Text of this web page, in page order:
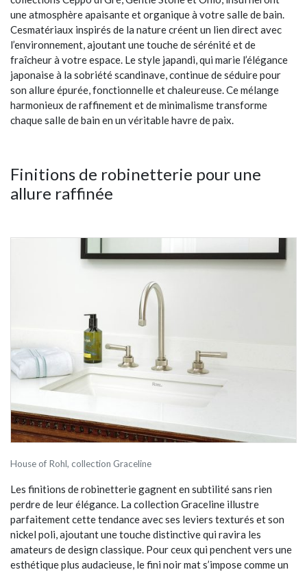
une atmosphère apaisante et organique à votre salle de bain.
Cesmatériaux inspirés de la nature créent un lien direct avec
l’environnement, ajoutant une touche de sérénité et de
fraîcheur à votre espace. Le style japandi, qui marie l’élégance
japonaise à la sobriété scandinave, continue de séduire pour
son allure épurée, fonctionnelle et chaleureuse. Ce mélange
harmonieux de raffinement et de minimalisme transforme
chaque salle de bain en un véritable havre de paix.
Finitions de robinetterie pour une
allure raffinée
House of Rohl, collection Graceline
Les finitions de robinetterie gagnent en subtilité sans rien
perdre de leur élégance. La collection Graceline illustre
parfaitement cette tendance avec ses leviers texturés et son
nickel poli, ajoutant une touche distinctive qui ravira les
amateurs de design classique. Pour ceux qui penchent vers une
esthétique plus audacieuse, le fini noir mat s’impose comme un